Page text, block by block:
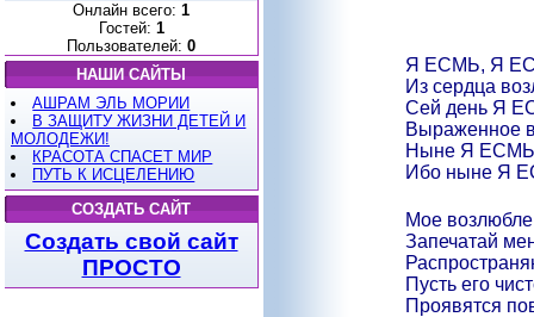
Онлайн всего: 1
Гостей: 1
Пользователей: 0
НАШИ САЙТЫ
АШРАМ ЭЛЬ МОРИИ
В ЗАЩИТУ ЖИЗНИ ДЕТЕЙ И
МОЛОДЕЖИ!
КРАСОТА СПАСЕТ МИР
ПУТЬ К ИСЦЕЛЕНИЮ
СОЗДАТЬ САЙТ
Создать свой сайт
ПРОСТО
Я ЕСМЬ, Я
Из сердца
Сей день Я
Выраженное
Ныне Я ЕСМЬ
Ибо ныне Я
Мое
Запечатай
Пусть его
Проявятся